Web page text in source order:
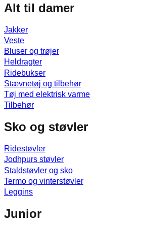
Alt til damer
Jakker
Veste
Bluser og trøjer
Heldragter
Ridebukser
Stævnetøj og tilbehør
Tøj med elektrisk varme
Tilbehør
Sko og støvler
Ridestøvler
Jodhpurs støvler
Staldstøvler og sko
Termo og vinterstøvler
Leggins
Junior